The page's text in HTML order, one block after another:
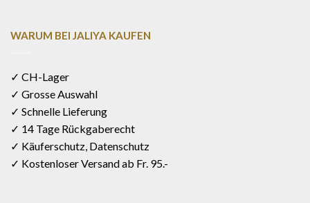
WARUM BEI JALIYA KAUFEN
✓ CH-Lager
✓ Grosse Auswahl
✓ Schnelle Lieferung
✓ 14 Tage Rückgaberecht
✓ Käuferschutz, Datenschutz
✓ Kostenloser Versand ab Fr. 95.-